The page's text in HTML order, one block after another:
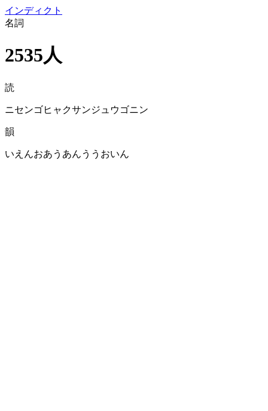
インディクト
名詞
2535人
読
ニセンゴヒャクサンジュウゴニン
韻
いえんおあうあんううおいん